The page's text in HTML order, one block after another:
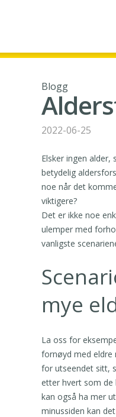
Blogg
2022-06-25
Elsker ingen alder,
betydelig
noe når det
viktigere?
Det er ikke noe
ulemper med
vanligste
mye
La oss for
fornøyd med eldre
for utseendet sitt,
etter hvert som de
kan også ha mer
minussiden kan